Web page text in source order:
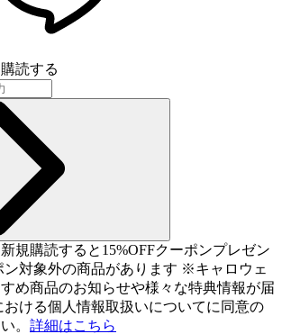
読する
規購読すると15%OFFクーポンプレゼン
ン対象外の商品があります ※キャロウェ
め商品のお知らせや様々な特典情報が届
おける個人情報取扱いについてに同意の
。 詳細はこちら